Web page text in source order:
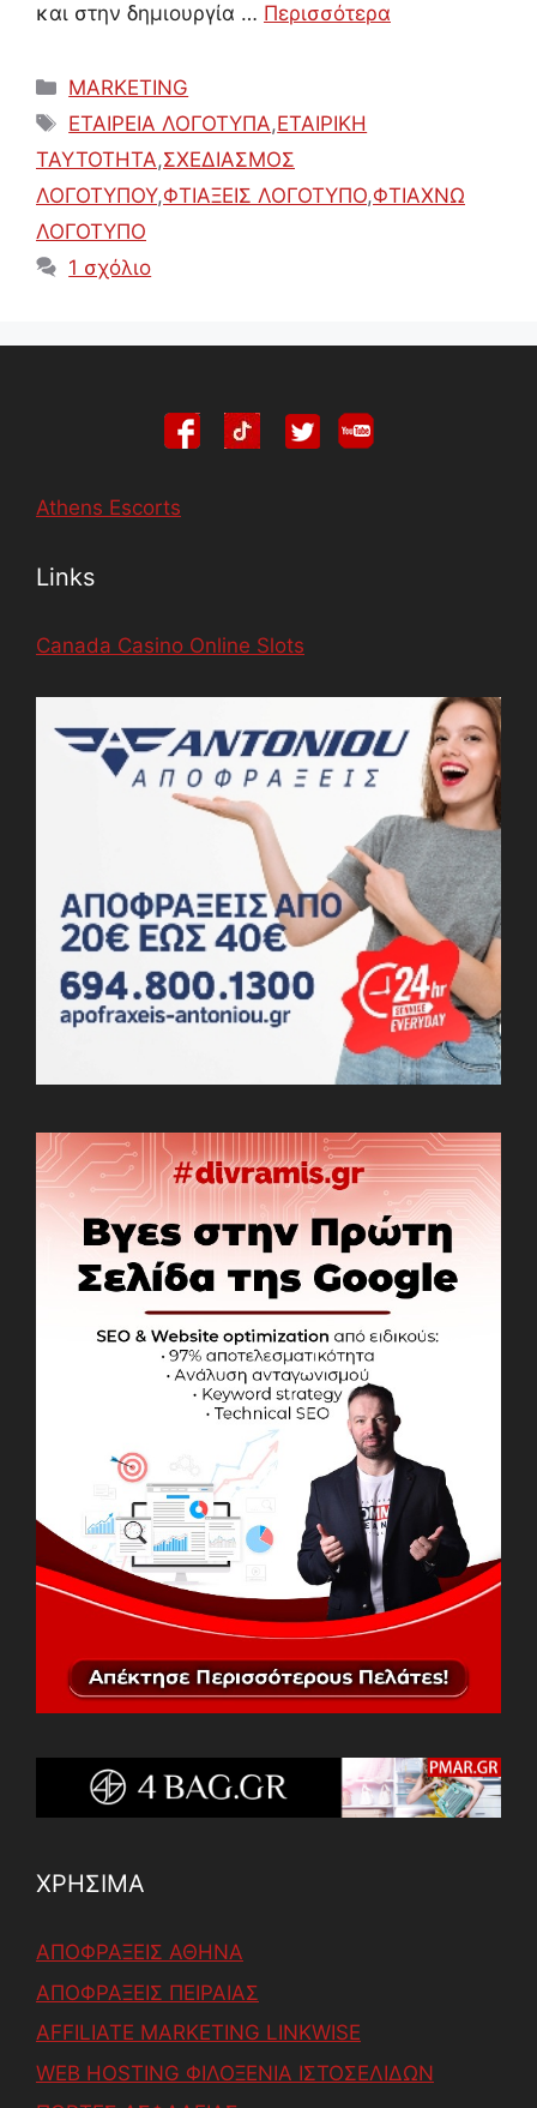
και στην δημιουργία … Περισσότερα
Κατηγορίες
MARKETING
Ετικέτες
ΕΤΑΙΡΕΙΑ ΛΟΓΟΤΥΠΑ,ΕΤΑΙΡΙΚΗ
ΤΑΥΤΟΤΗΤΑ,ΣΧΕΔΙΑΣΜΟΣ
ΛΟΓΟΤΥΠΟΥ,ΦΤΙΑΞΕΙΣ ΛΟΓΟΤΥΠΟ,ΦΤΙΑΧΝΩ
ΛΟΓΟΤΥΠΟ
1 σχόλιο
Athens Escorts
Links
Canada Casino Online Slots
ΧΡΗΣΙΜΑ
ΑΠΟΦΡΑΞΕΙΣ ΑΘΗΝΑ
ΑΠΟΦΡΑΞΕΙΣ ΠΕΙΡΑΙΑΣ
AFFILIATE MARKETING LINKWISE
WEB HOSTING ΦΙΛΟΞΕΝΙΑ ΙΣΤΟΣΕΛΙΔΩΝ